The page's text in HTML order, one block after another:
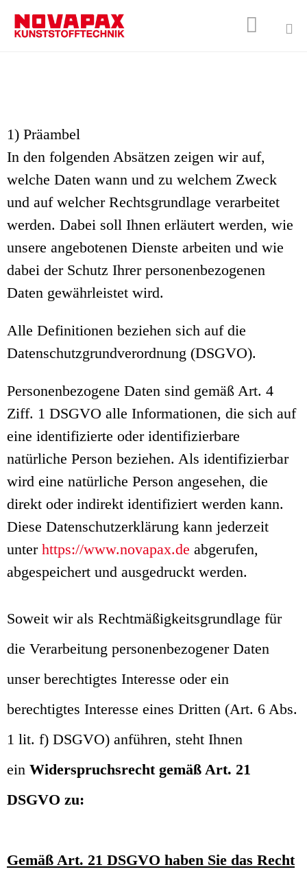

1) Präambel
In den folgenden Absätzen zeigen wir auf,
welche Daten wann und zu welchem Zweck
und auf welcher Rechtsgrundlage verarbeitet
werden. Dabei soll Ihnen erläutert werden, wie
unsere angebotenen Dienste arbeiten und wie
dabei der Schutz Ihrer personenbezogenen
Daten gewährleistet wird.
Alle Definitionen beziehen sich auf die
Datenschutzgrundverordnung (DSGVO).
Personenbezogene Daten sind gemäß Art. 4
Ziff. 1 DSGVO alle Informationen, die sich auf
eine identifizierte oder identifizierbare
natürliche Person beziehen. Als identifizierbar
wird eine natürliche Person angesehen, die
direkt oder indirekt identifiziert werden kann.
Diese Datenschutzerklärung kann jederzeit
unter https://www.novapax.de abgerufen,
abgespeichert und ausgedruckt werden.
Soweit wir als Rechtmäßigkeitsgrundlage für
die Verarbeitung personenbezogener Daten
unser berechtigtes Interesse oder ein
berechtigtes Interesse eines Dritten (Art. 6 Abs.
1 lit. f) DSGVO) anführen, steht Ihnen
ein Widerspruchsrecht gemäß Art. 21
DSGVO zu:
Gemäß Art. 21 DSGVO haben Sie das Recht